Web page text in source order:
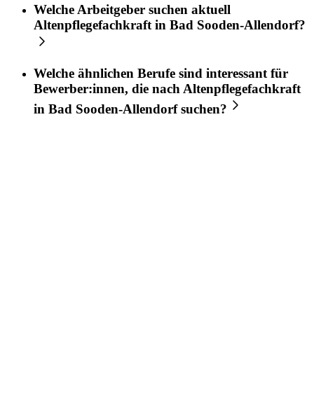
Welche Arbeitgeber suchen aktuell
Altenpflegefachkraft in Bad Sooden-Allendorf?
Welche ähnlichen Berufe sind interessant für
Bewerber:innen, die nachAltenpflegefachkraft
in Bad Sooden-Allendorfsuchen?